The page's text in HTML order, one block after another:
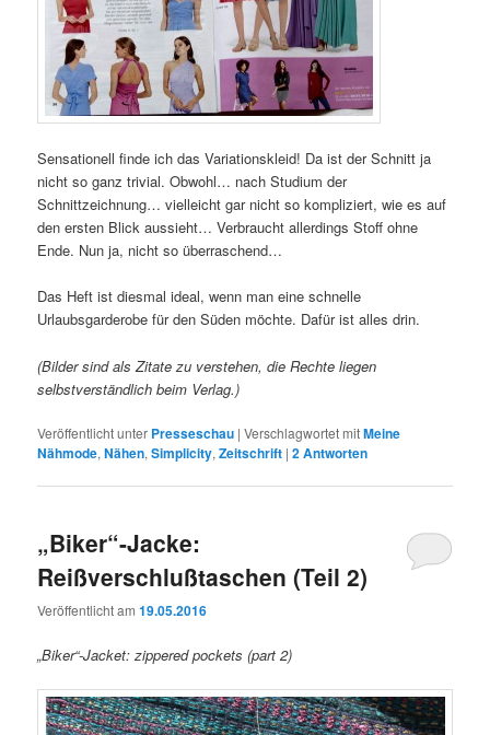
Sensationell finde ich das Variationskleid! Da ist der Schnitt ja
nicht so ganz trivial. Obwohl… nach Studium der
Schnittzeichnung… vielleicht gar nicht so kompliziert, wie es auf
den ersten Blick aussieht… Verbraucht allerdings Stoff ohne
Ende. Nun ja, nicht so überraschend…
Das Heft ist diesmal ideal, wenn man eine schnelle
Urlaubsgarderobe für den Süden möchte. Dafür ist alles drin.
(Bilder sind als Zitate zu verstehen, die Rechte liegen
selbstverständlich beim Verlag.)
Veröffentlicht unter Presseschau |Verschlagwortet mitMeine
Nähmode,Nähen,Simplicity,Zeitschrift |2Antworten
„Biker“-Jacke:
Reißverschlußtaschen (Teil 2)
Veröffentlicht am19.05.2016
„Biker“-Jacket: zippered pockets (part 2)